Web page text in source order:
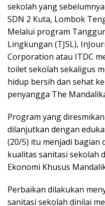
sekolah yang
SDN 2 Kuta, Lombok
Melalui program
Lingkungan (TJSL),
Corporation atau ITDC
toilet sekolah sekaligus
hidup bersih dan sehat
penyangga The
Program yang
dilanjutkan dengan
(20/5) itu menjadi bagian
kualitas sanitasi sekolah
Ekonomi Khusus
Perbaikan dilakukan
sanitasi sekolah dinilai